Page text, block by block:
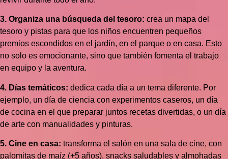
3. Organiza una búsqueda del tesoro: crea un mapa del
tesoro y pistas para que los niños encuentren pequeños
premios escondidos en el jardín, en el parque o en casa. Esto
no solo es emocionante, sino que también fomenta el trabajo
en equipo y la aventura.
4. Días temáticos: dedica cada día a un tema diferente. Por
ejemplo, un día de ciencia con experimentos caseros, un día
de cocina en el que preparar juntos recetas divertidas, o un día
de arte con manualidades y pinturas.
5. Cine en casa: transforma el salón en una sala de cine, con
palomitas de maíz (+5 años), snacks saludables y almohadas